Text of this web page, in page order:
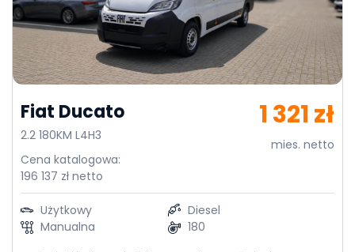
Fiat Ducato
2.2 180KM L4H3
Cena katalogowa:
196 137 zł netto
1 321 zł
mies. netto
Użytkowy
Diesel
Manualna
180